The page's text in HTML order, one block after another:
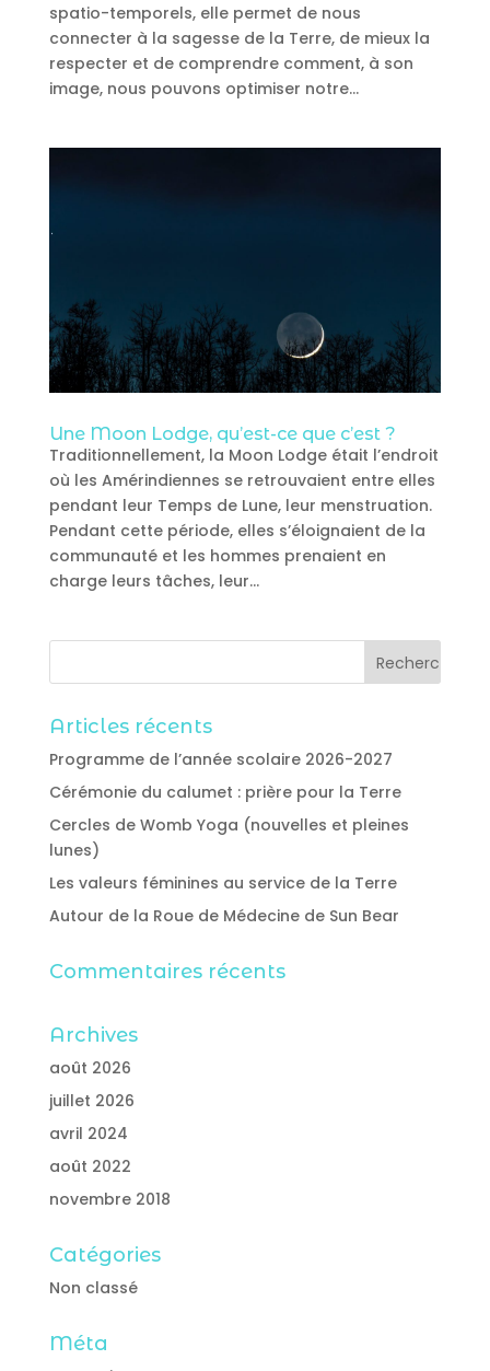
spatio-temporels, elle permet de nous
connecter à la sagesse de la Terre, de mieux la
respecter et de comprendre comment, à son
image, nous pouvons optimiser notre...
Une Moon Lodge, qu’est-ce que c’est ?
Traditionnellement, la Moon Lodge était l’endroit
où les Amérindiennes se retrouvaient entre elles
pendant leur Temps de Lune, leur menstruation.
Pendant cette période, elles s’éloignaient de la
communauté et les hommes prenaient en
charge leurs tâches, leur...
Articles récents
Programme de l’année scolaire 2026-2027
Cérémonie du calumet : prière pour la Terre
Cercles de Womb Yoga (nouvelles et pleines
lunes)
Les valeurs féminines au service de la Terre
Autour de la Roue de Médecine de Sun Bear
Commentaires récents
Archives
août 2026
juillet 2026
avril 2024
août 2022
novembre 2018
Catégories
Non classé
Méta